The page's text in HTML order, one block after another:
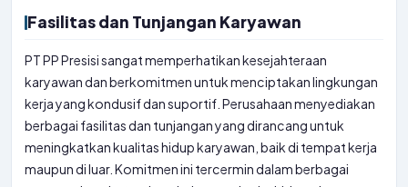
Fasilitas dan Tunjangan Karyawan
PT PP Presisi sangat memperhatikan kesejahteraan
karyawan dan berkomitmen untuk menciptakan lingkungan
kerja yang kondusif dan suportif. Perusahaan menyediakan
berbagai fasilitas dan tunjangan yang dirancang untuk
meningkatkan kualitas hidup karyawan, baik di tempat kerja
maupun di luar. Komitmen ini tercermin dalam berbagai